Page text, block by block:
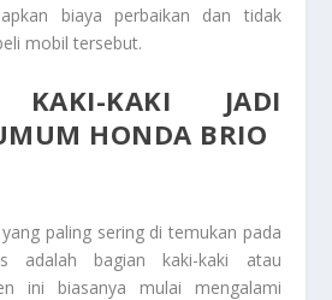
biaya perbaikan dan tidak
mobil tersebut.
KAKI-KAKI JADI
HONDA BRIO
paling sering di temukan pada
adalah bagian kaki-kaki atau
ini biasanya mulai mengalami